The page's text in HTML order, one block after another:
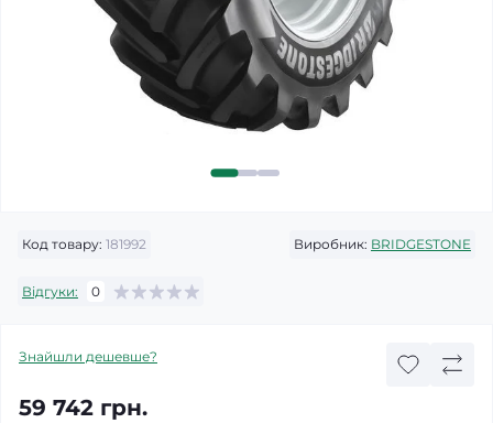
Код товару: 181992 Виробник: BRIDGESTONE
Відгуки: 0
Знайшли дешевше?
59 742 грн.